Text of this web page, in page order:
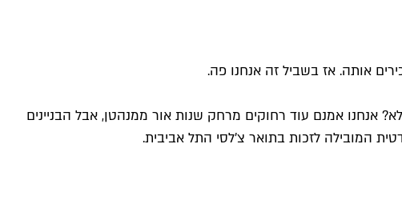
אותה. אז בשביל זה אנחנו פה.
אנחנו אמנם עוד רחוקים מרחק שנות אור ממנהטן, אבל הבניינים
המובילה לזכות בתואר צ'לסי התל אביבית.